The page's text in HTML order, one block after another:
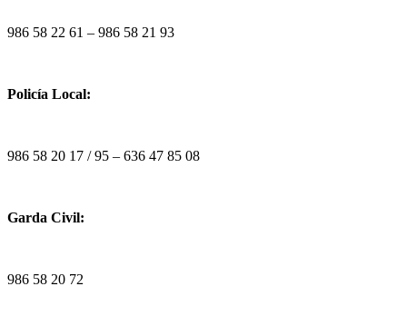
986 58 22 61 – 986 58 21 93
Policía Local:
986 58 20 17 / 95 – 636 47 85 08
Garda Civil:
986 58 20 72